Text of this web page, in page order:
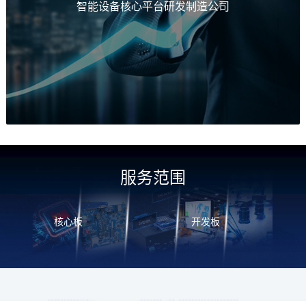
智能设备核心平台研发制造公司
服务范围
核心板 开发板